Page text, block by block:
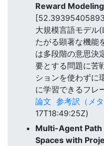
Reward
大規模言語モデル
たがる顕著な機能
は多段階の意思決
要とする問題に苦
ションを使わずに
に学習できるフレ
論文 参考訳（メタ
17T18:49:25Z)
Multi-Agent
Spaces with